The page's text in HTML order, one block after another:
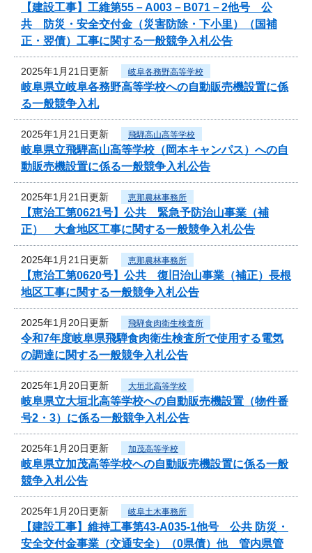
【建設工事】工維第55－A003－B071－2他号 公
共 防災・安全交付金（災害防除・下小里）（国補
正・翌債）工事に関する一般競争入札公告
2025年1月21日更新 岐阜各務野高等学校
岐阜県立岐阜各務野高等学校への自動販売機設置に係
る一般競争入札
2025年1月21日更新 飛騨高山高等学校
岐阜県立飛騨高山高等学校（岡本キャンパス）への自
動販売機設置に係る一般競争入札公告
2025年1月21日更新 恵那農林事務所
【恵治工第0621号】公共 緊急予防治山事業（補
正） 大倉地区工事に関する一般競争入札公告
2025年1月21日更新 恵那農林事務所
【恵治工第0620号】公共 復旧治山事業（補正）長根
地区工事に関する一般競争入札公告
2025年1月20日更新 飛騨食肉衛生検査所
令和7年度岐阜県飛騨食肉衛生検査所で使用する電気
の調達に関する一般競争入札公告
2025年1月20日更新 大垣北高等学校
岐阜県立大垣北高等学校への自動販売機設置（物件番
号2・3）に係る一般競争入札公告
2025年1月20日更新 加茂高等学校
岐阜県立加茂高等学校への自動販売機設置に係る一般
競争入札公告
2025年1月20日更新 岐阜土木事務所
【建設工事】維持工事第43-A035-1他号 公共 防災・
安全交付金事業（交通安全）（0県債）他 管内県管